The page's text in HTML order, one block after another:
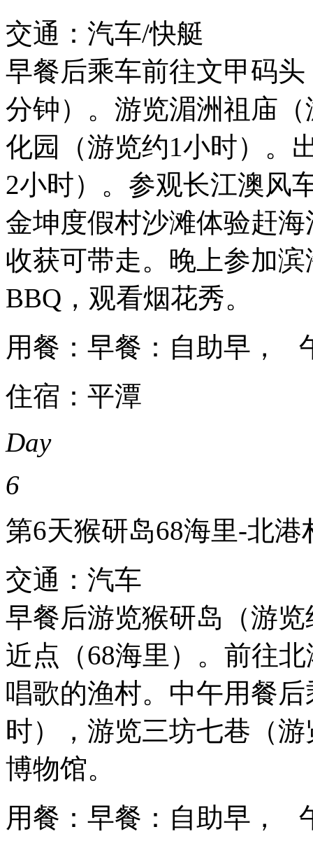
交通：汽车/快艇
早餐后乘车前往文甲码
分钟）。游览湄洲祖庙
化园（游览约1小时）。
2小时）。参观长江澳风
金坤度假村沙滩体验赶
收获可带走。晚上参加
BBQ，观看烟花秀。
用餐：早餐：自助早，
住宿：平潭
Day
6
第6天猴研岛68海里-北
交通：汽车
早餐后游览猴研岛（游
近点（68海里）。前往
唱歌的渔村。中午用餐
时），游览三坊七巷（
博物馆。
用餐：早餐：自助早，